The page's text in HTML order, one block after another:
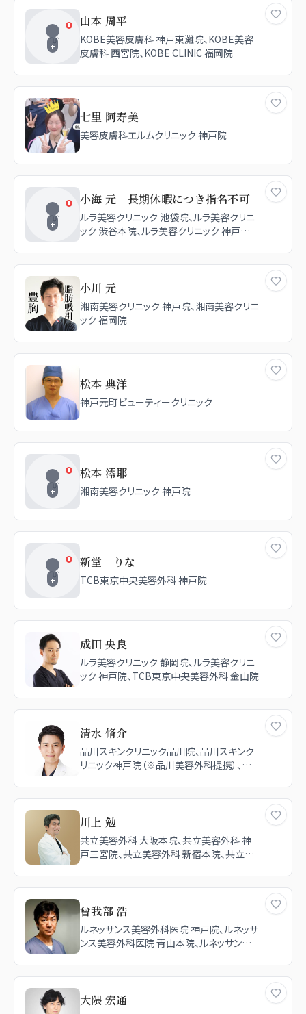
山本 周平
KOBE美容皮膚科 神戸東灘院、KOBE美容
皮膚科 西宮院、KOBE CLINIC 福岡院
七里 阿寿美
美容皮膚科エルムクリニック 神戸院
小海 元｜長期休暇につき指名不可
ルラ美容クリニック 池袋院、ルラ美容クリニ
ック 渋谷本院、ルラ美容クリニック 神戸院、
小川 元
湘南美容クリニック 神戸院、湘南美容クリニ
ック 福岡院
松本 典洋
神戸元町ビューティークリニック
松本 澪耶
湘南美容クリニック 神戸院
新堂 りな
TCB東京中央美容外科 神戸院
成田 央良
ルラ美容クリニック 静岡院、ルラ美容クリニ
ック 神戸院、TCB東京中央美容外科 金山院
清水 脩介
品川スキンクリニック品川院、品川スキンク
リニック神戸院（※品川美容外科提携）、品
川上 勉
共立美容外科 大阪本院、共立美容外科 神
戸三宮院、共立美容外科 新宿本院、共立美
曾我部 浩
ルネッサンス美容外科医院 神戸院、ルネッサ
ンス美容外科医院 青山本院、ルネッサンス
大隈 宏通